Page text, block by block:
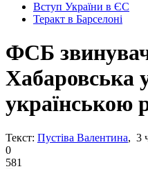
Вступ України в ЄС
Теракт в Барселоні
ФСБ
Хабаровська
українською
Текст: Пустіва Валентина, 3
0
581